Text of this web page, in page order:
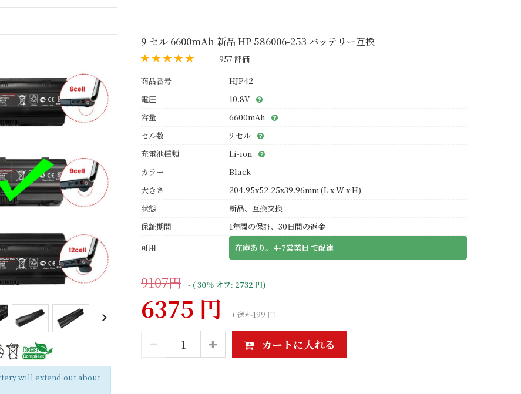
will extend out about
9 セル 6600mAh 新品 HP 586006-253 バッテリー互換
957 評価
商品番号
HJP42
電圧
10.8V
容量
6600mAh
セル数
9 セル
充電池種類
Li-ion
カラー
Black
大きさ
204.95x52.25x39.96mm (L x W x H)
状態
新品、互換交換
保証期間
1年間の保証、30日間の返金
可用
在庫あり。4-7営業日 で配達
9107円 - ( 30% オフ: 2732 円)
6375 円 + 送料199 円
カートに入れる